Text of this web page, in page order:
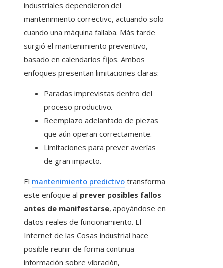
industriales dependieron del
mantenimiento correctivo, actuando solo
cuando una máquina fallaba. Más tarde
surgió el mantenimiento preventivo,
basado en calendarios fijos. Ambos
enfoques presentan limitaciones claras:
Paradas imprevistas dentro del
proceso productivo.
Reemplazo adelantado de piezas
que aún operan correctamente.
Limitaciones para prever averías
de gran impacto.
El mantenimiento predictivo transforma
este enfoque al prever posibles fallos
antes de manifestarse, apoyándose en
datos reales de funcionamiento. El
Internet de las Cosas industrial hace
posible reunir de forma continua
información sobre vibración,